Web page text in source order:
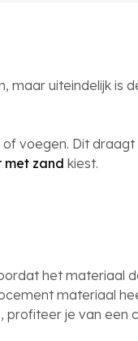
maar uiteindelijk is
voegen. Dit draagt
met zand kiest.
het materiaal
materiaal
profiteer je van een